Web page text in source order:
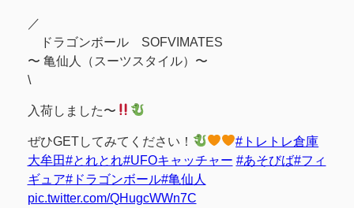
／
ドラゴンボール SOFVIMATES
〜 亀仙人（スーツスタイル）〜
\
入荷しました〜
ぜひGETしてみてください！
#トレトレ倉庫
大牟田#とれとれ#UFOキャッチャー #あそびば#フィ
ギュア#ドラゴンボール#亀仙人
pic.twitter.com/QHugcWWn7C